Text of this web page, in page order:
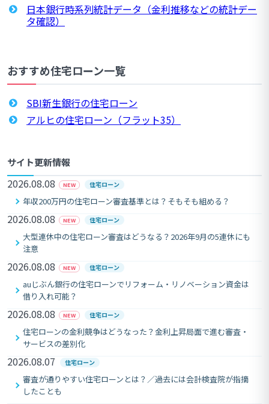
日本銀行時系列統計データ（金利推移などの統計デー
タ確認）
おすすめ住宅ローン一覧
SBI新生銀行の住宅ローン
アルヒの住宅ローン（フラット35）
サイト更新情報
2026.08.08 NEW 住宅ローン
年収200万円の住宅ローン審査基準とは？そもそも組める？
2026.08.08 NEW 住宅ローン
大型連休中の住宅ローン審査はどうなる？2026年9月の5連休にも
注意
2026.08.08 NEW 住宅ローン
auじぶん銀行の住宅ローンでリフォーム・リノベーション資金は
借り入れ可能？
2026.08.08 NEW 住宅ローン
住宅ローンの金利競争はどうなった？金利上昇局面で進む審査・
サービスの差別化
2026.08.07 住宅ローン
審査が通りやすい住宅ローンとは？／過去には会計検査院が指摘
したことも